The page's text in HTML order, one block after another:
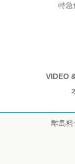
特急
VIDEO
離島料